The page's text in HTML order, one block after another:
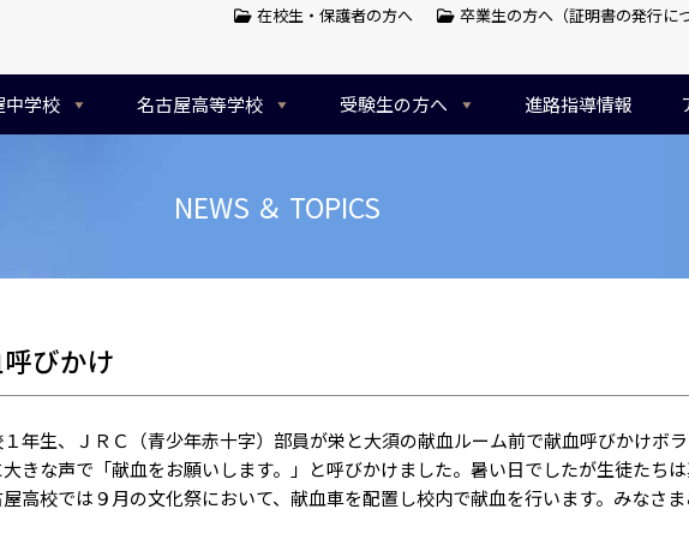
中学校 名古屋高等学校 受験生の方へ 進路指導情報
在校生・保護者の方へ 卒業生の方へ（証明書の発行に
NEWS ＆ TOPICS
びかけ
年生、ＪＲＣ（青少年赤十字）部員が栄と大須の献血ルーム前で献血呼びかけボ
大きな声で「献血をお願いします。」と呼びかけました。暑い日でしたが生徒たち
屋高校では９月の文化祭において、献血車を配置し校内で献血を行います。みなさ